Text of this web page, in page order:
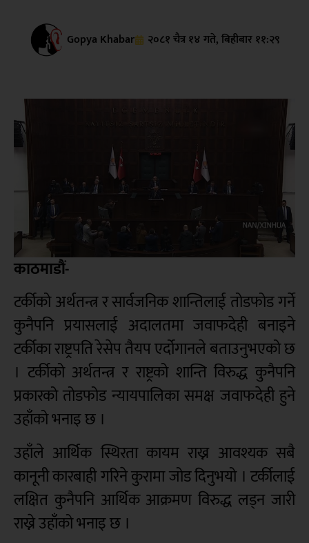
Gopya Khabar २०८१ चैत्र १४ गते, बिहीबार ११:२९
काठमाडौं-
टर्कीको अर्थतन्त्र र सार्वजनिक शान्तिलाई तोडफोड गर्ने
कुनैपनि प्रयासलाई अदालतमा जवाफदेही बनाइने
टर्कीका राष्ट्रपति रेसेप तैयप एर्दोगानले बताउनुभएको छ
। टर्कीको अर्थतन्त्र र राष्ट्रको शान्ति विरुद्ध कुनैपनि
प्रकारको तोडफोड न्यायपालिका समक्ष जवाफदेही हुने
उहाँको भनाइ छ ।
उहाँले आर्थिक स्थिरता कायम राख्न आवश्यक सबै
कानूनी कारबाही गरिने कुरामा जोड दिनुभयो । टर्कीलाई
लक्षित कुनैपनि आर्थिक आक्रमण विरुद्ध लड्न जारी
राख्ने उहाँको भनाइ छ ।